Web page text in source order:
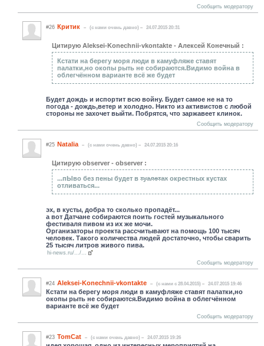
Сообщить модератору
#26 Критик (c нами очень давно) 24.07.2015 20:31
Цитирую Aleksei-Konechnii-vkontakte - Алексей Конечный :
Кстати на берегу моря люди в камуфляже ставят
палатки,но окопы рыть не собираются.Видимо война в
облегчённом варианте всё же будет
Будет дождь и испортит всю войну. Будет самое не на то
погода - дождь,ветер и холодно. Никто из активистов с любой
стороны не захочет выйти. Побрятся, что заржавеет клинок.
Сообщить модератору
#25 Natalia (c нами очень давно) 24.07.2015 20:16
Цитирую observer - observer :
...пЫво без пены будет в туалетах окрестных кустах
отливаться...
эх, в кусты, добра то сколько пропадёт...
а вот Датчане собираются поить гостей музыкального
фестиваля пивом из их же мочи.
Организаторы проекта рассчитывают на помощь 100 тысяч
человек. Такого количества людей достаточно, чтобы сварить
25 тысяч литров живого пива.
hi-news.ru/.../...
Сообщить модератору
#24 Aleksei-Konechnii-vkontakte (c нами с 28.04.2015) 24.07.2015 19:46
Кстати на берегу моря люди в камуфляже ставят палатки,но
окопы рыть не собираются.Видимо война в облегчённом
варианте всё же будет
Сообщить модератору
#23 TomCat (c нами очень давно) 24.07.2015 19:26